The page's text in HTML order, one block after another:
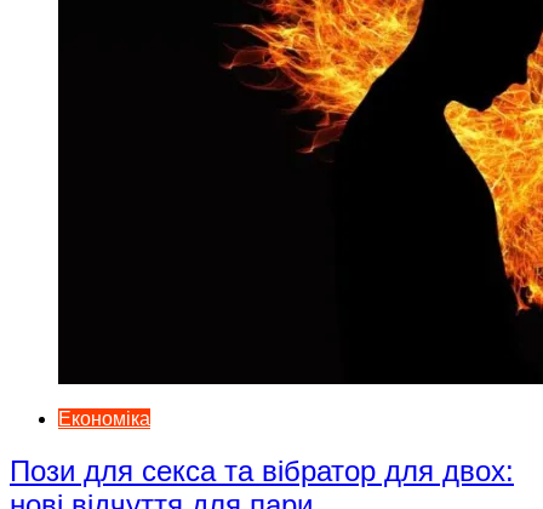
Економіка
Пози для секса та вібратор для двох: